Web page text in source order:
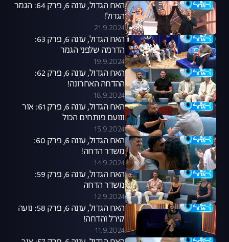
האח הגדול, עונה 6, פרק 64: הגמר
הגדול!
21.9.2024
האח הגדול, עונה 6, פרק 63:
הדרמה שלפני הגמר
19.9.2024
האח הגדול, עונה 6, פרק 62:
ההדחה האחרונה!
18.9.2024
האח הגדול, עונה 6, פרק 61: אור
ונועם פותחים הכול
15.9.2024
האח הגדול, עונה 6, פרק 60:
משדר הדחה!
14.9.2024
האח הגדול, עונה 6, פרק 59:
משדר הדחה
12.9.2024
האח הגדול, עונה 6, פרק 58: נועה
קירל והדחה!
11.9.2024